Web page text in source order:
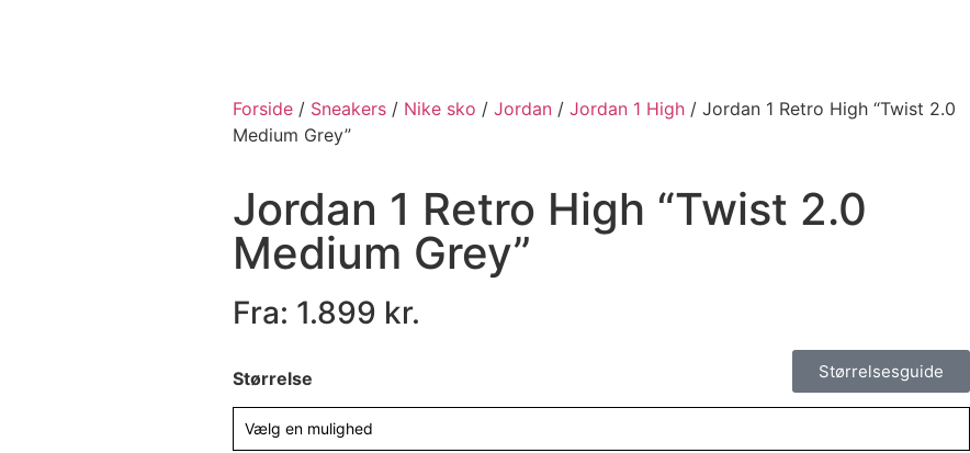
Forside / Sneakers / Nike sko / Jordan / Jordan 1 High / Jordan 1 Retro High “Twist 2.0
Medium Grey”
Jordan 1 Retro High “Twist 2.0
Medium Grey”
Fra: 1.899 kr.
Størrelsesguide
Størrelse
Vælg en mulighed